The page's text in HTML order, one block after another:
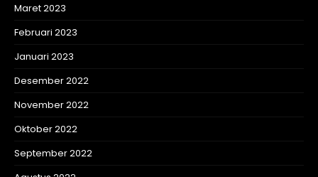
Maret 2023
Februari 2023
Januari 2023
Desember 2022
November 2022
Oktober 2022
September 2022